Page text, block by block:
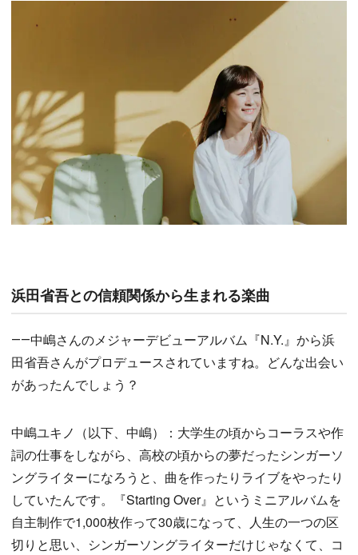
浜田省吾との信頼関係から生まれる楽曲
――中嶋さんのメジャーデビューアルバム『N.Y.』から浜
田省吾さんがプロデュースされていますね。どんな出会い
があったんでしょう？
中嶋ユキノ（以下、中嶋）：大学生の頃からコーラスや作
詞の仕事をしながら、高校の頃からの夢だったシンガーソ
ングライターになろうと、曲を作ったりライブをやったり
していたんです。『Starting Over』というミニアルバムを
自主制作で1,000枚作って30歳になって、人生の一つの区
切りと思い、シンガーソングライターだけじゃなくて、コ